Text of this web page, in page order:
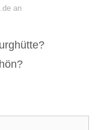
an